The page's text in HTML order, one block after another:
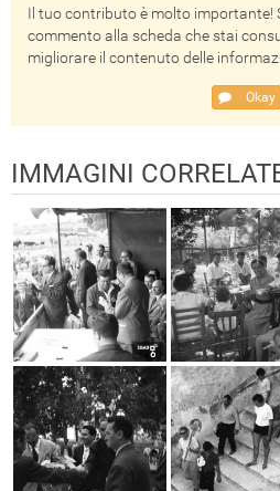
Il tuo contributo è molto importante!
commento alla scheda che stai
migliorare il contenuto delle
Okay
IMMAGINI